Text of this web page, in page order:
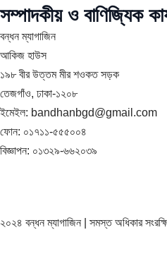
সম্পাদকীয় ও বাণিজ্যিক
বন্ধন ম্যাগাজিন
আকিজ হাউস
১৯৮ বীর উত্তম মীর শওকত সড়ক
তেজগাঁও, ঢাকা-১২০৮
ইমেইল: bandhanbgd@gmail.com
ফোন: ০১৭১১-৫৫৫০০৪
বিজ্ঞাপন: ০১৩২৯-৬৬২০৩৯
২০২৪ বন্ধন ম্যাগাজিন | সমস্ত অধিকার